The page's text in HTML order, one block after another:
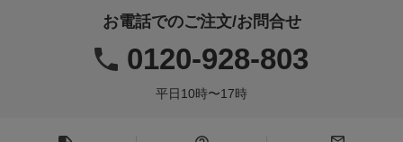
お電話でのご注文/お問合せ
0120-928-803
平日10時〜17時